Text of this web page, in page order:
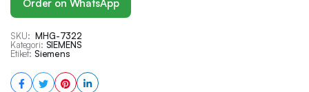
Order on WhatsApp
SKU: MHG-7322
Kategori: SIEMENS
Etiket: Siemens